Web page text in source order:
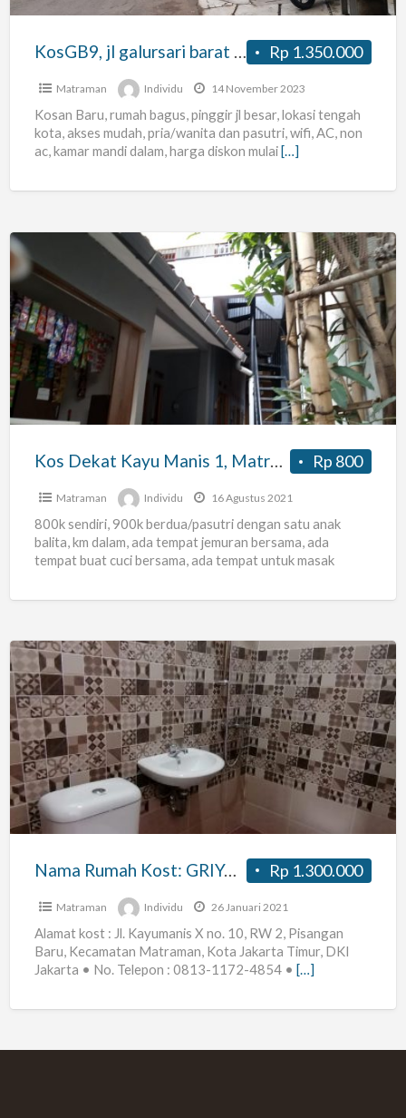
matraman,
timur
Rp 1.350.000
KosGB9, jl galursari barat 9, utankayu, matraman, jkt timur
Matraman Individu 14 November 2023
Kosan Baru, rumah bagus, pinggir jl besar, lokasi tengah
kota, akses mudah, pria/wanita dan pasutri, wifi, AC, non
ac, kamar mandi dalam, harga diskon mulai […]
Kos
Dekat
Kayu
Manis
1,
Matraman,
Jakarta
Rp 800
Kos Dekat Kayu Manis 1, Matraman, Jakarta Timur
Matraman Individu 16 Agustus 2021
800k sendiri, 900k berdua/pasutri dengan satu anak
balita, km dalam, ada tempat jemuran bersama, ada
tempat buat cuci bersama, ada tempat untuk masak
Nama
Rumah
Kost:
GRIYA
KX-
10
Rp 1.300.000
Nama Rumah Kost: GRIYA KX-10
Matraman Individu 26 Januari 2021
Alamat kost : Jl. Kayumanis X no. 10, RW 2, Pisangan
Baru, Kecamatan Matraman, Kota Jakarta Timur, DKI
Jakarta • No. Telepon : 0813-1172-4854 • […]